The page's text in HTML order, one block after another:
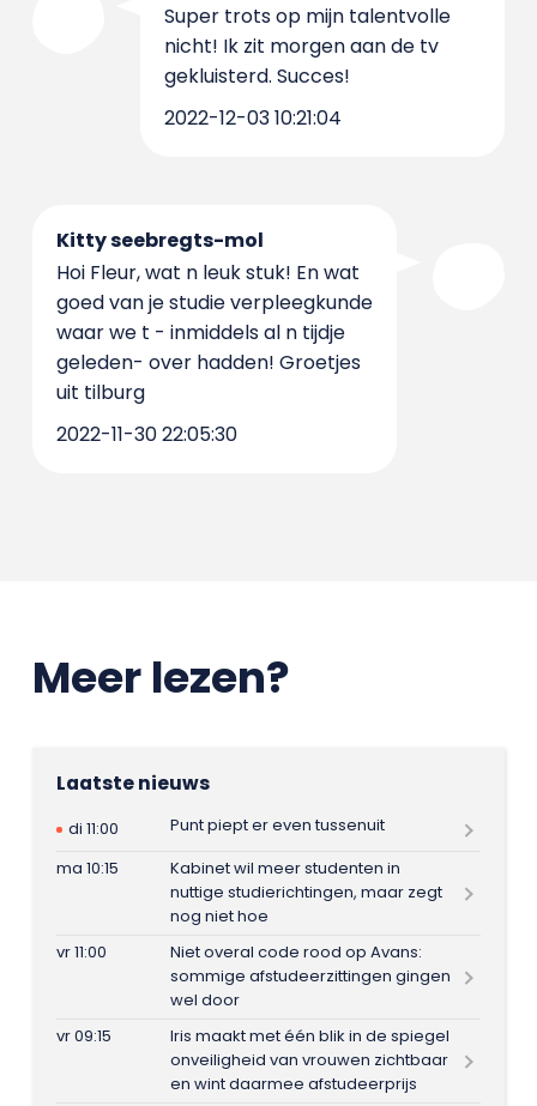
Super trots op mijn talentvolle
nicht! Ik zit morgen aan de tv
gekluisterd. Succes!
2022-12-03 10:21:04
Kitty seebregts-mol
Hoi Fleur, wat n leuk stuk! En wat
goed van je studie verpleegkunde
waar we t - inmiddels al n tijdje
geleden- over hadden! Groetjes
uit tilburg
2022-11-30 22:05:30
Meer lezen?
Laatste nieuws
di 11:00
Punt piept er even tussenuit
ma 10:15
Kabinet wil meer studenten in
nuttige studierichtingen, maar zegt
nog niet hoe
vr 11:00
Niet overal code rood op Avans:
sommige afstudeerzittingen gingen
wel door
vr 09:15
Iris maakt met één blik in de spiegel
onveiligheid van vrouwen zichtbaar
en wint daarmee afstudeerprijs